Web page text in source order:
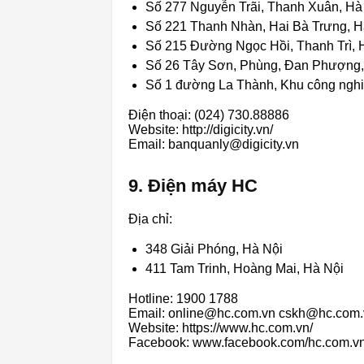
Số 277 Nguyễn Trãi, Thanh Xuân,
Số 221 Thanh Nhàn, Hai Bà Trưng,
Số 215 Đường Ngọc Hồi, Thanh Trì,
Số 26 Tây Sơn, Phùng, Đan
Số 1 đường La Thành, Khu công
Điện thoại: (024) 730.88886
Website: http://digicity.vn/
Email: banquanly@digicity.vn
9. Điện máy HC
Địa chỉ:
348 Giải Phóng, Hà Nội
411 Tam Trinh, Hoàng Mai, Hà Nội
Hotline: 1900 1788
Email: online@hc.com.vn
Website: https://www.hc.com.vn/
Facebook: www.facebook.com/